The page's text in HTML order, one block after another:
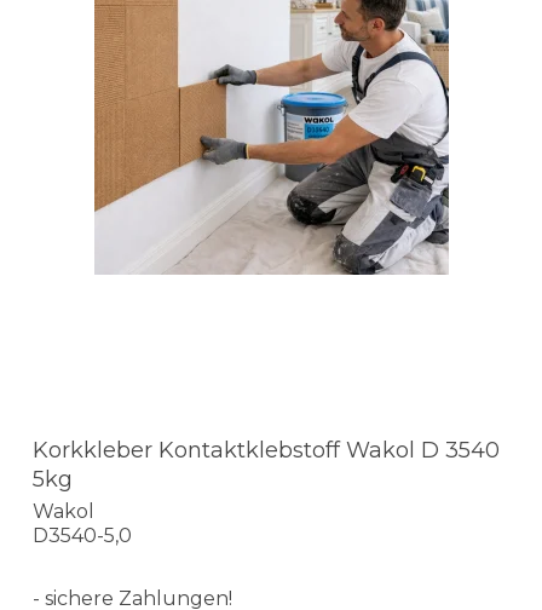
Korkkleber Kontaktklebstoff Wakol D 3540
5kg
Wakol
D3540-5,0
- sichere Zahlungen!